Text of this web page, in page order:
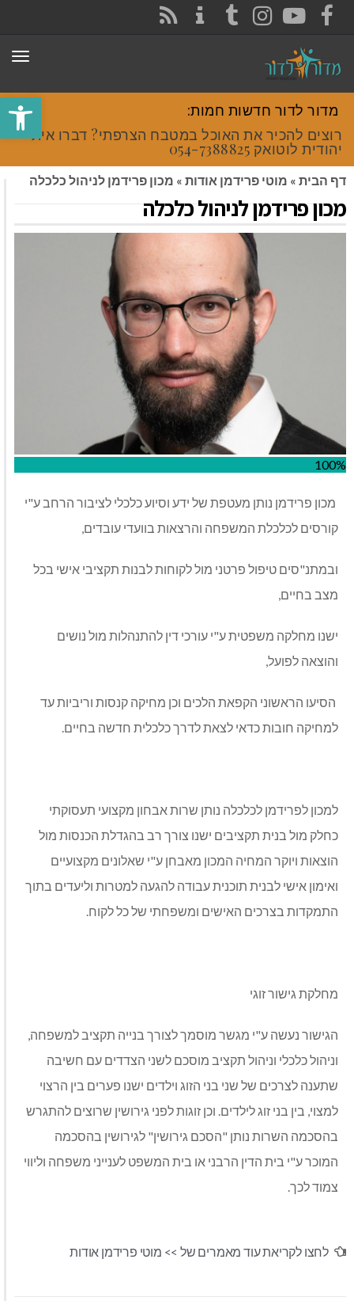
פתח
FACEBOOK
YOUTUBE
INSTAGRAM
TUMBLR
מדור לדור חדשות חמות:
רוצים להכיר את האוכל במטבח הצרפתי? דברו איתי
יהודית לוטואק 054-7388825.
דף הבית » מוטי פרידמן אודות » מכון פרידמן לניהול כלכלה
מכון פרידמן לניהול כלכלה
100%
מכון פרידמן נותן מעטפת של ידע וסיוע כלכלי לציבור הרחב ע"י
קורסים לכלכלת המשפחה והרצאות בוועדי עובדים,
ובמתנ"סים טיפול פרטני מול לקוחות לבנות תקציבי אישי בכל
מצב בחיים,
ישנו מחלקה משפטית ע"י עורכי דין להתנהלות מול נושים
והוצאה לפועל,
הסיעו הראשוני הקפאת הלכים וכן מחיקה קנסות וריביות עד
למחיקה חובות כדאי לצאת לדרך כלכלית חדשה בחיים.
למכון לפרידמן לכלכלה נותן שרות אבחון מקצועי תעסוקתי
כחלק מול בנית תקציבים ישנו צורך רב בהגדלת הכנסות מול
הוצאות ויוקר המחיה המכון מאבחן ע"י שאלונים מקצועיים
ואימון אישי לבנית תוכנית עבודה להגעה למטרות וליעדים בתוך
התמקדות בצרכים האישים ומשפחתי של כל לקוח.
מחלקת גישור זוגי
הגישור נעשה ע"י מגשר מוסמך לצורך בנייה תקציב למשפחה,
וניהול כלכלי וניהול תקציב מוסכם לשני הצדדים עם חשיבה
שתענה לצרכים של שני בני הזוג וילדים ישנו פערים בין הרצוי
למצוי, בין בני זוג לילדים. וכן זוגות לפני גירושין שרוצים להתגרש
בהסכמה השרות נותן "הסכם גירושין" לגירושין בהסכמה
המוכר ע"י בית הדין הרבני או בית המשפט לענייני משפחה וליווי
צמוד לכך.
לחצו לקריאת עוד מאמרים של >> מוטי פרידמן אודות